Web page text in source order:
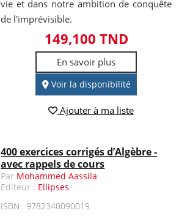
vie et dans notre ambition de conquête
de l'imprévisible.
149,100 TND
En savoir plus
Voir la disponibilité
Ajouter à ma liste
400 exercices corrigés d’Algèbre -
avec rappels de cours
Par Mohammed Aassila
Editeur : Ellipses
ISBN : 9782340090019